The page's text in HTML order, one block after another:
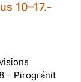
10–17.-
– Pirogránit